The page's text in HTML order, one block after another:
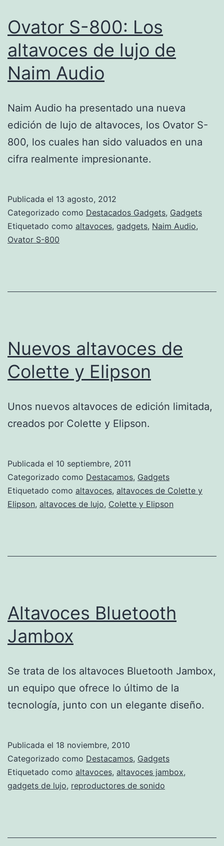
Ovator S-800: Los
altavoces de lujo de
Naim Audio
Naim Audio ha presentado una nueva
edición de lujo de altavoces, los Ovator S-
800, los cuales han sido valuados en una
cifra realmente impresionante.
Publicada el 13 agosto, 2012
Categorizado como Destacados Gadgets, Gadgets
Etiquetado como altavoces, gadgets, Naim Audio,
Ovator S-800
Nuevos altavoces de
Colette y Elipson
Unos nuevos altavoces de edición limitada,
creados por Colette y Elipson.
Publicada el 10 septiembre, 2011
Categorizado como Destacamos, Gadgets
Etiquetado como altavoces, altavoces de Colette y
Elipson, altavoces de lujo, Colette y Elipson
Altavoces Bluetooth
Jambox
Se trata de los altavoces Bluetooth Jambox,
un equipo que ofrece lo último de la
tecnología, junto con un elegante diseño.
Publicada el 18 noviembre, 2010
Categorizado como Destacamos, Gadgets
Etiquetado como altavoces, altavoces jambox,
gadgets de lujo, reproductores de sonido